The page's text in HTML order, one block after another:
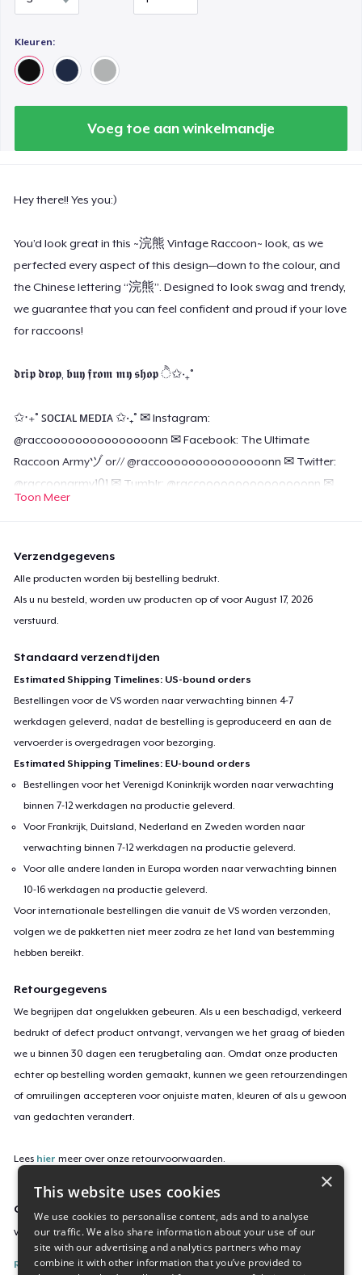
Kleuren:
Voeg toe aan winkelmandje
Hey there!! Yes you:)
You’d look great in this ~浣熊 Vintage Raccoon~ look, as we
perfected every aspect of this design—down to the colour, and
the Chinese lettering “浣熊”. Designed to look swag and trendy,
we guarantee that you can feel confident and proud if your love
for raccoons!
𝖉𝖗𝖎𝖕 𝖉𝖗𝖔𝖕, 𝖇𝖚𝖞 𝖋𝖗𝖔𝖒 𝖒𝖞 𝖘𝖍𝖔𝖕 ੈ✩‧₊˚
✩‧₊˚ ꜱᴏᴄɪᴀʟ ᴍᴇᴅɪᴀ ✩‧₊˚ ✉ Instagram:
@raccooooooooooooooonn ✉ Facebook: The Ultimate
Raccoon Armyヅ or// @raccooooooooooooooonn ✉ Twitter:
@raccoonarmy101 ✉ Tumblr: @raccooooooooooooooonn ✉
Tik Tok: @raccooooooooooooooonn ✉ Email:
merch from my store would serve as an amazing gift to your
friends and family. ✨
Toon Meer
Verzendgegevens
Alle producten worden bij bestelling bedrukt.
Als u nu besteld, worden uw producten op of voorAugust 17, 2026
verstuurd.
Standaard verzendtijden
Estimated Shipping Timelines: US-bound orders
Bestellingen voor de VS worden naar verwachting binnen 4-7
werkdagen geleverd, nadat de bestelling is geproduceerd en aan de
vervoerder is overgedragen voor bezorging.
Estimated Shipping Timelines: EU-bound orders
Bestellingen voor het Verenigd Koninkrijk worden naar verwachting
binnen 7-12 werkdagen na productie geleverd.
Voor Frankrijk, Duitsland, Nederland en Zweden worden naar
verwachting binnen 7-12 werkdagen na productie geleverd.
Voor alle andere landen in Europa worden naar verwachting binnen
10-16 werkdagen na productie geleverd.
Voor internationale bestellingen die vanuit de VS worden verzonden,
volgen we de pakketten niet meer zodra ze het land van bestemming
hebben bereikt.
Retourgegevens
We begrijpen dat ongelukken gebeuren. Als u een beschadigd, verkeerd
bedrukt of defect product ontvangt, vervangen we het graag of bieden
we u binnen 30 dagen een terugbetaling aan. Omdat onze producten
echter op bestelling worden gemaakt, kunnen we geen retourzendingen
of omruilingen accepteren voor onjuiste maten, kleuren of als u gewoon
van gedachten verandert.
Lees hier meer over onze retourvoorwaarden.
Campagne-ID
vintage-raccoon
Rapporteer deze inhoud
×
This website uses cookies
We use cookies to personalise content, ads and to analyse
our traffic. We also share information about your use of our
site with our advertising and analytics partners who may
combine it with other information that you’ve provided to